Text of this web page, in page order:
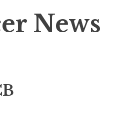
News